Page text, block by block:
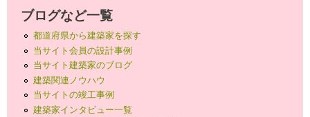
ブログなど一覧
都道府県から建築家を探す
当サイト会員の設計事例
当サイト建築家のブログ
建築関連ノウハウ
当サイトの竣工事例
建築家インタビュー一覧